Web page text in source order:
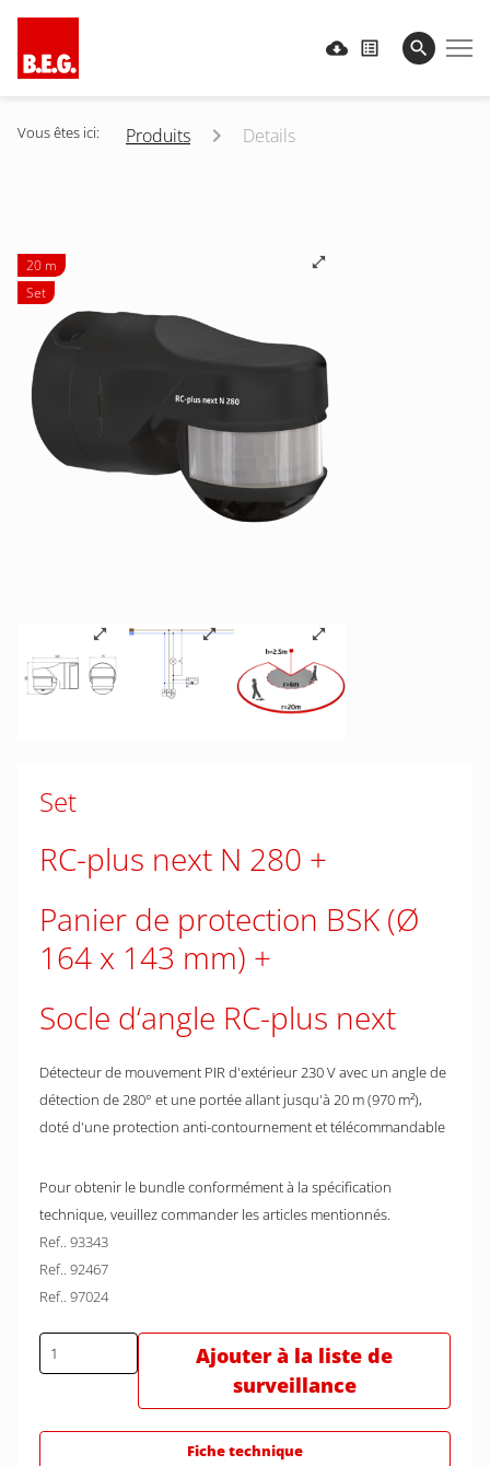
Vous êtes ici: Produits Details
20 m
Set
Set
RC-plus next N 280
Panier de protection BSK (Ø
164 x 143 mm)
Socle d‘angle RC-plus next
Détecteur de mouvement PIR d'extérieur 230 V avec un angle de
détection de 280° et une portée allant jusqu'à 20 m (970 m²),
doté d'une protection anti-contournement et télécommandable
Pour obtenir le bundle conformément à la spécification
technique, veuillez commander les articles mentionnés.
Ref.. 93343
Ref.. 92467
Ref.. 97024
Ajouter à la liste de
surveillance
Fiche technique